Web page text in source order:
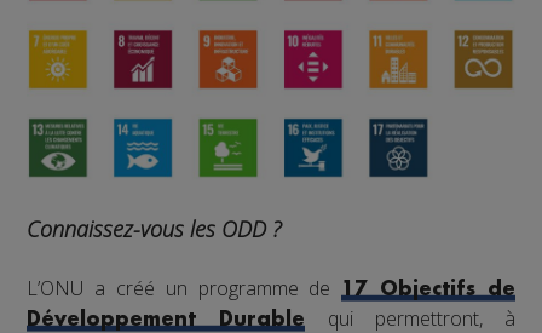
Connaissez-vous les ODD ?
L’ONU a créé un programme de17 Objectifs de
Développement Durable
qui permettront, à